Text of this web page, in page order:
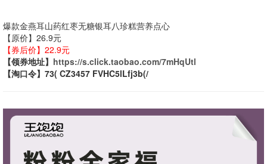
爆款金燕耳山药红枣无糖银耳八珍糕营养点心
【原价】26.9元
【券后价】22.9元
【领券地址】 https://s.click.taobao.com/7mHqUtl
【淘口令】73( CZ3457 FVHC5lLfj3b(/